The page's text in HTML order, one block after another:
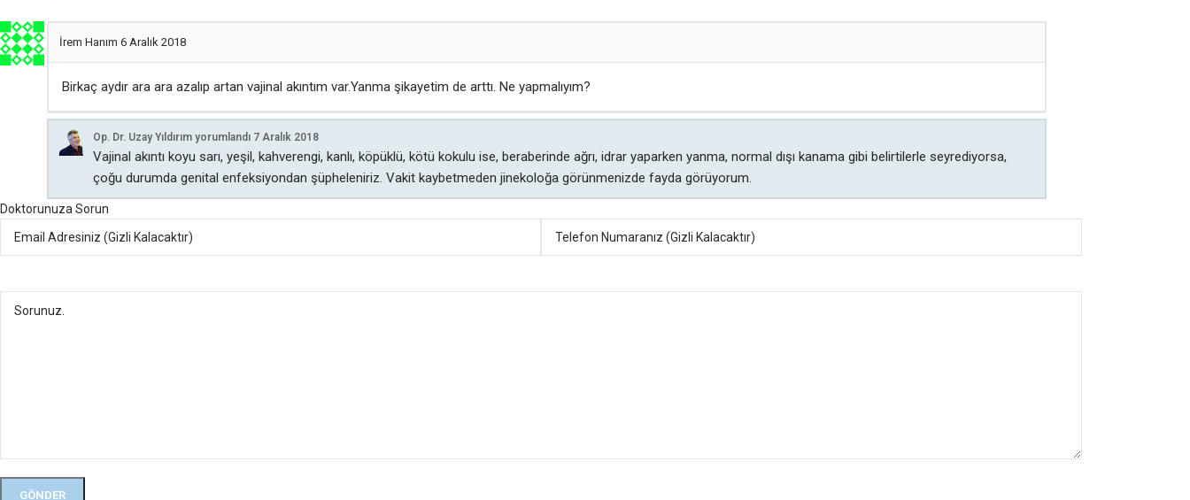
İrem Hanım 6 Aralık 2018
Birkaç aydır ara ara azalıp artan vajinal akıntım var.Yanma şikayetim de arttı. Ne yapmalıyım?
Op. Dr. Uzay Yıldırım yorumlandı 7 Aralık 2018
Vajinal akıntı koyu sarı, yeşil, kahverengi, kanlı, köpüklü, kötü kokulu ise, beraberinde ağrı, idrar yaparken yanma, normal dışı kanama gibi belirtilerle seyrediyorsa,
çoğu durumda genital enfeksiyondan şüpheleniriz. Vakit kaybetmeden jinekoloğa görünmenizde fayda görüyorum.
Doktorunuza Sorun